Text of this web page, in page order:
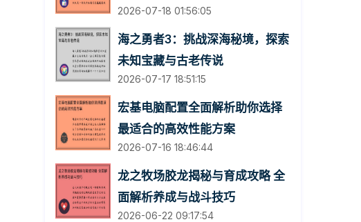
2026-07-18 01:56:05
海之勇者3：挑战深海秘境，探索
未知宝藏与古老传说
2026-07-17 18:51:15
宏基电脑配置全面解析助你选择
最适合的高效性能方案
2026-07-16 18:46:44
龙之牧场胶龙揭秘与育成攻略 全
面解析养成与战斗技巧
2026-06-22 09:17:54